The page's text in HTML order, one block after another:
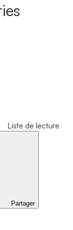
Liste de lecture
Partager